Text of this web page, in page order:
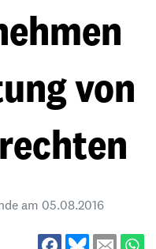
von
am 05.08.2016